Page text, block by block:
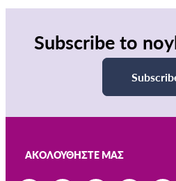
Subscribe to
ΑΚΟΛΟΥΘΉΣΤΕ ΜΑΣ